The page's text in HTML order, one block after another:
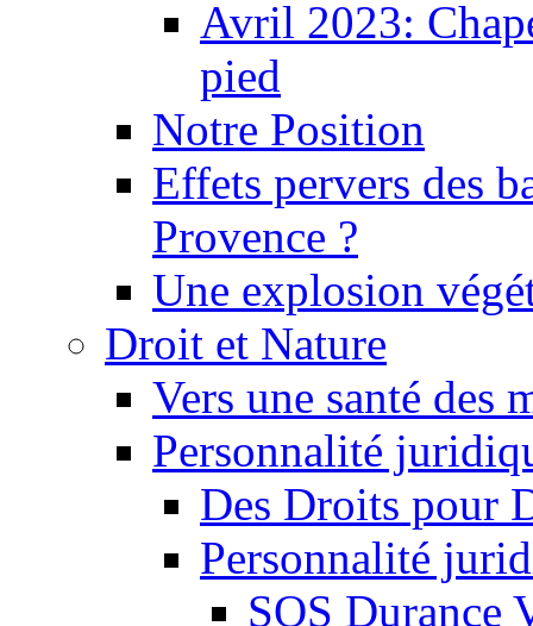
Avril 2023:
pied
Notre Position
Effets pervers des
Provence ?
Une explosion
Droit et Nature
Vers une santé des
Personnalité
Des Droits pour
Personnalité
SOS Durance